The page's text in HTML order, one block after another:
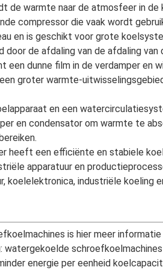
de warmte naar de atmosfeer in de
compressor die vaak wordt
en is geschikt voor grote
de afdaling van de afdaling van
een dunne film in de verdamper
groter warmte-
en een
en condensator om warmte te
heeft een efficiënte en stabiele
apparatuur en
koelelektronica, industriële koeling
is hier meer informatie
watergekoelde
energie per eenheid